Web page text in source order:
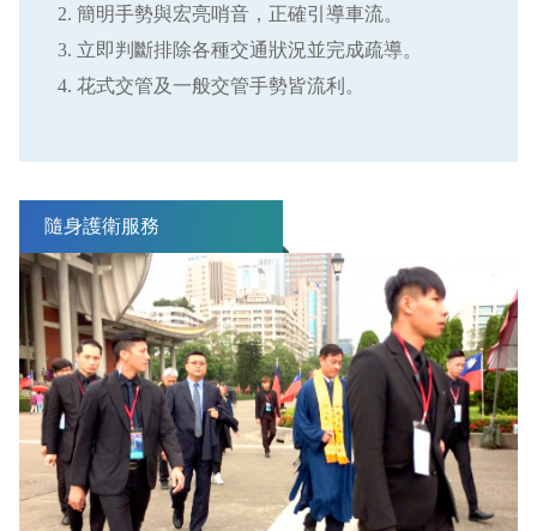
簡明手勢與宏亮哨音，正確引導車流。
立即判斷排除各種交通狀況並完成疏導。
花式交管及一般交管手勢皆流利。
隨身護衛服務